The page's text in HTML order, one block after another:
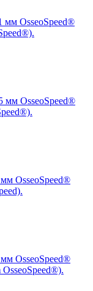
мм OsseoSpeed®
мм OsseoSpeed®
OsseoSpeed®
OsseoSpeed®